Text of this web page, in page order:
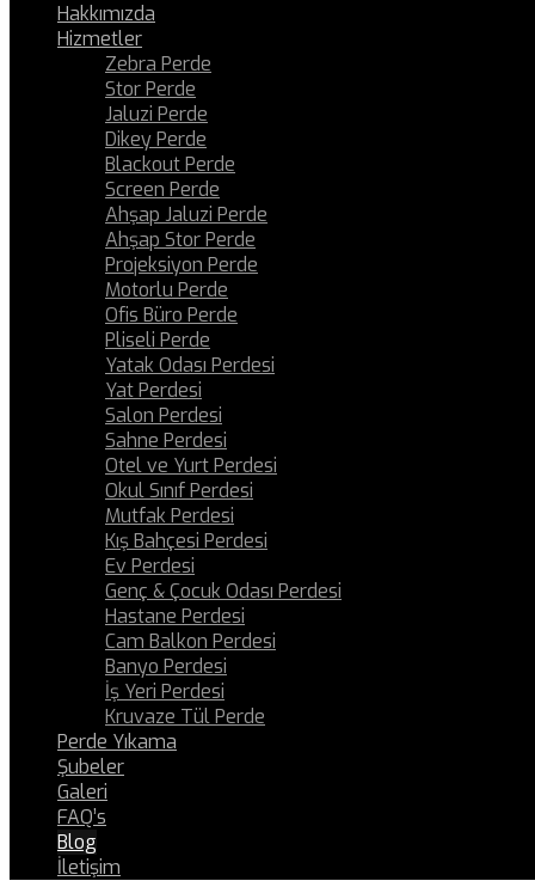
Hakkımızda
Hizmetler
Zebra Perde
Stor Perde
Jaluzi Perde
Dikey Perde
Blackout Perde
Screen Perde
Ahşap Jaluzi Perde
Ahşap Stor Perde
Projeksiyon Perde
Motorlu Perde
Ofis Büro Perde
Pliseli Perde
Yatak Odası Perdesi
Yat Perdesi
Salon Perdesi
Sahne Perdesi
Otel ve Yurt Perdesi
Okul Sınıf Perdesi
Mutfak Perdesi
Kış Bahçesi Perdesi
Ev Perdesi
Genç & Çocuk Odası Perdesi
Hastane Perdesi
Cam Balkon Perdesi
Banyo Perdesi
İş Yeri Perdesi
Kruvaze Tül Perde
Perde Yıkama
Şubeler
Galeri
FAQ’s
Blog
İletişim